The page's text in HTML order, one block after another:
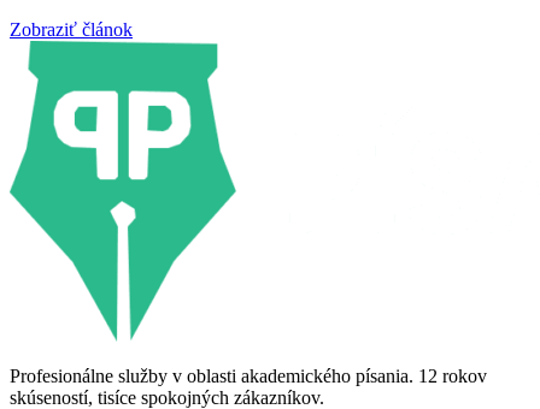
Zobraziť článok
Profesionálne služby v oblasti akademického písania. 12 rokov
skúseností, tisíce spokojných zákazníkov.